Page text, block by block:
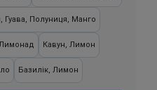
Гуава, Полуниця, Манго
Кавун, Лимон
Базилік, Лимон